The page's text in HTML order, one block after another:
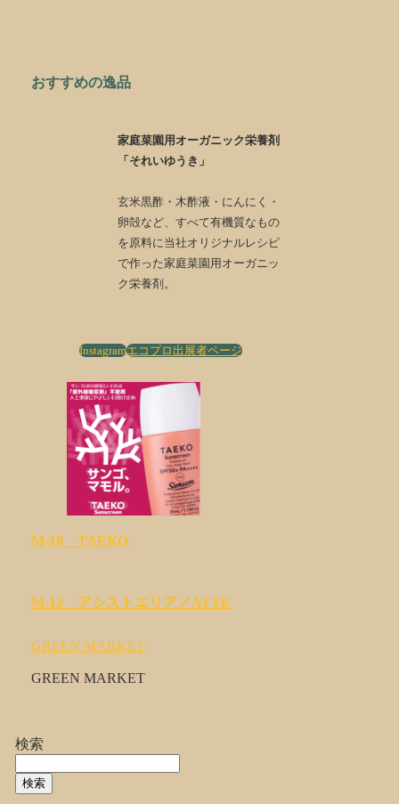
おすすめの逸品
家庭菜園用オーガニック栄養剤
「それいゆうき」
玄米黒酢・木酢液・にんにく・
卵殻など、すべて有機質なもの
を原料に当社オリジナルレシピ
で作った家庭菜園用オーガニッ
ク栄養剤。
Instagramエコプロ出展者ページ
M-10 TAEKO
M-12 アシストエリア／ATTE
GREEN MARKET
GREEN MARKET
検索
検索